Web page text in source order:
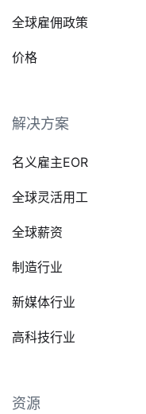
全球雇佣政策
价格
解决方案
名义雇主EOR
全球灵活用工
全球薪资
制造行业
新媒体行业
高科技行业
资源